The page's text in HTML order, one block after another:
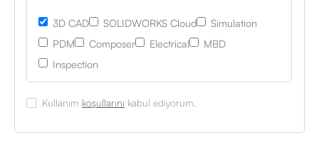
3D CAD SOLIDWORKS Cloud
Simulation
PDM
Composer Electrical
MBD
Inspection
Kullanım koşullarını kabul ediyorum.